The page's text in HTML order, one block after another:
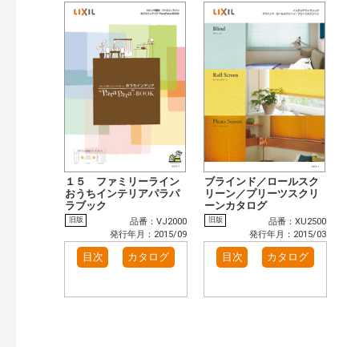
１５ ファミリーライン
おうちインテリアパラパ
ラブック
旧版
品番：VJ2000
発行年月：2015/09
目次 カタログ
ブラインド／ロールスク
リーン／プリーツスクリ
ーンカタログ
旧版
品番：XU2500
発行年月：2015/03
目次 カタログ